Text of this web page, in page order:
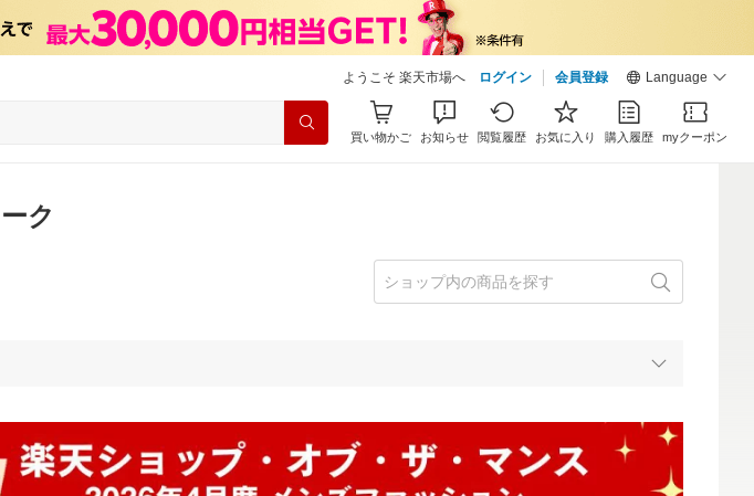
ようこそ 楽天市場へ ログイン 会員登録 Language
買い物かご お知らせ 閲覧履歴 お気に入り 購入履歴 myクーポン
ク